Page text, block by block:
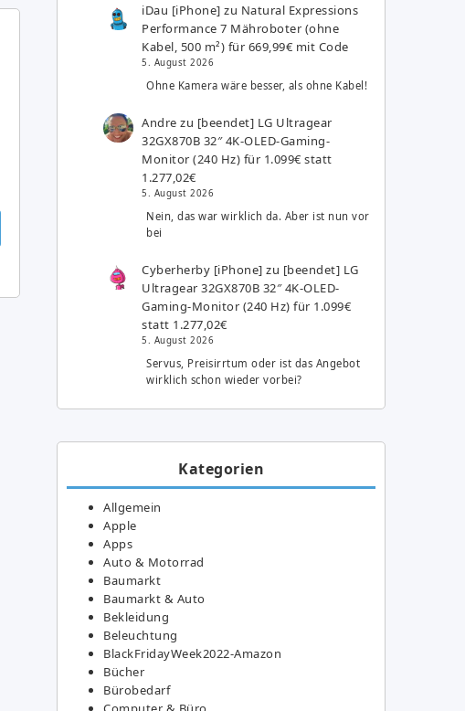
iDau [iPhone] zu Natural Expressions
Performance 7 Mähroboter (ohne
Kabel, 500 m²) für 669,99€ mit Code
5. August 2026
Ohne Kamera wäre besser, als ohne Kabel!
Andre zu [beendet] LG Ultragear
32GX870B 32″ 4K-OLED-Gaming-
Monitor (240 Hz) für 1.099€ statt
1.277,02€
5. August 2026
Nein, das war wirklich da. Aber ist nun vor
bei
Cyberherby [iPhone] zu [beendet] LG
Ultragear 32GX870B 32″ 4K-OLED-
Gaming-Monitor (240 Hz) für 1.099€
statt 1.277,02€
5. August 2026
Servus, Preisirrtum oder ist das Angebot
wirklich schon wieder vorbei?
Kategorien
Allgemein
Apple
Apps
Auto & Motorrad
Baumarkt
Baumarkt & Auto
Bekleidung
Beleuchtung
BlackFridayWeek2022-Amazon
Bücher
Bürobedarf